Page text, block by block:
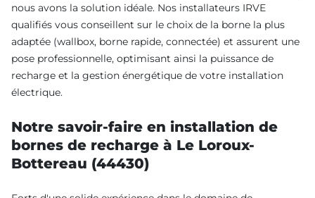
nous avons la solution idéale. Nos installateurs IRVE
qualifiés vous conseillent sur le choix de la borne la plus
adaptée (wallbox, borne rapide, connectée) et assurent une
pose professionnelle, optimisant ainsi la puissance de
recharge et la gestion énergétique de votre installation
électrique.
Notre savoir-faire en installation de
bornes de recharge à Le Loroux-
Bottereau (44430)